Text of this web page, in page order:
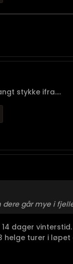
stykke ifra....
går mye i
dager vinterstid.
helge turer i løpet